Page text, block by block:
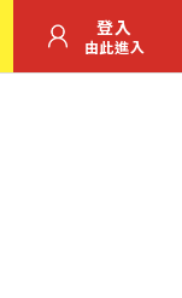
登入
由此進入